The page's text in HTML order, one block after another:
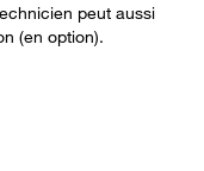
peut aussi
(en option).